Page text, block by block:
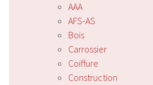
AAA
AFS-AS
Bois
Carrossier
Coiffure
Construction